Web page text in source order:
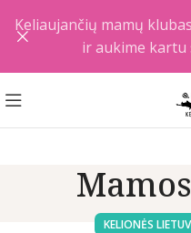
KELIONĖS
Keliaujančių mamų
ir aukime kartu